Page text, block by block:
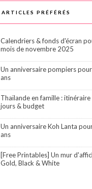
ARTICLES PRÉFÉRÉS
Calendriers & fonds d'écran
mois de novembre 2025
Un anniversaire pompiers
ans
Thaïlande en famille :
jours & budget
Un anniversaire Koh Lanta
ans
[Free Printables] Un mur
Gold, Black & White